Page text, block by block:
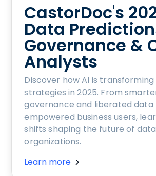
CastorDoc's
Data
Governance &
Analysts
Discover how AI is
strategies in 2025. From
governance and liberated
empowered business users,
shifts shaping the future of
organizations.
Learn more